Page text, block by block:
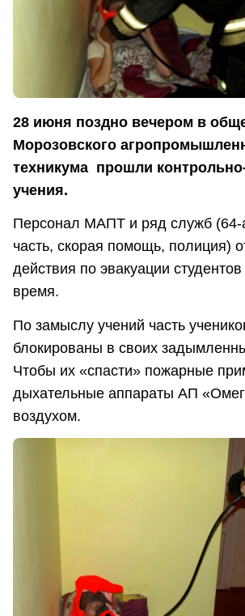
28 июня поздно вечером в
Морозовского
техникума прошли
учения.
Персонал МАПТ и ряд служб (64-
часть, скорая помощь, полиция)
действия по эвакуации
время.
По замыслу учений часть
блокированы в своих
Чтобы их «спасти» пожарные
дыхательные аппараты АП
воздухом.